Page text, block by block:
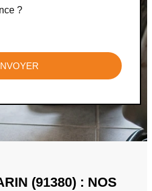
?
(91380) : NOS